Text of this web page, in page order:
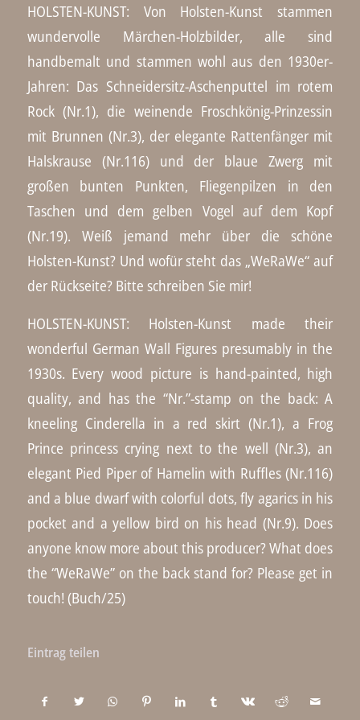
HOLSTEN-KUNST: Von Holsten-Kunst stammen
wundervolle Märchen-Holzbilder, alle sind
handbemalt und stammen wohl aus den 1930er-
Jahren: Das Schneidersitz-Aschenputtel im rotem
Rock (Nr.1), die weinende Froschkönig-Prinzessin
mit Brunnen (Nr.3), der elegante Rattenfänger mit
Halskrause (Nr.116) und der blaue Zwerg mit
großen bunten Punkten, Fliegenpilzen in den
Taschen und dem gelben Vogel auf dem Kopf
(Nr.19). Weiß jemand mehr über die schöne
Holsten-Kunst? Und wofür steht das „WeRaWe“ auf
der Rückseite? Bitte schreiben Sie mir!
HOLSTEN-KUNST: Holsten-Kunst made their
wonderful German Wall Figures presumably in the
1930s. Every wood picture is hand-painted, high
quality, and has the “Nr.”-stamp on the back: A
kneeling Cinderella in a red skirt (Nr.1), a Frog
Prince princess crying next to the well (Nr.3), an
elegant Pied Piper of Hamelin with Ruffles (Nr.116)
and a blue dwarf with colorful dots, fly agarics in his
pocket and a yellow bird on his head (Nr.9). Does
anyone know more about this producer? What does
the “WeRaWe” on the back stand for? Please get in
touch! (Buch/25)
Eintrag teilen